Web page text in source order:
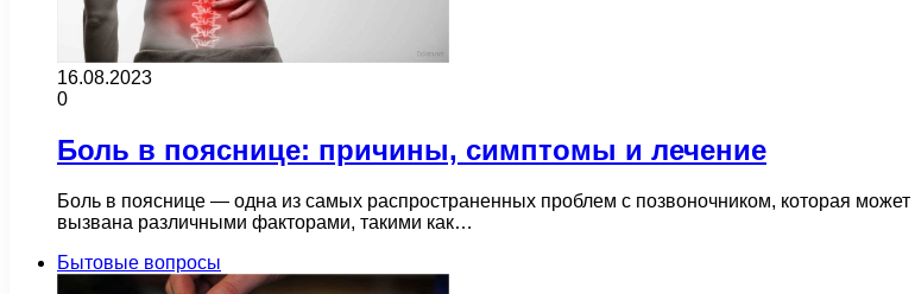
16.08.2023
0
Боль в пояснице: причины, симптомы и лечение
Боль в пояснице — одна из самых распространенных проблем с позвоночником, которая
вызвана различными факторами, такими как…
Бытовые вопросы